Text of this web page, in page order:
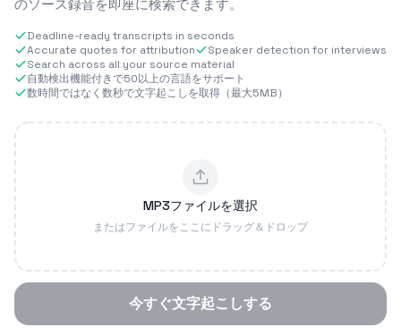
のソース録音を即座に検索できます。
Deadline-ready transcripts in seconds
Accurate quotes for attribution
Speaker detection for interviews
Search across all your source material
自動検出機能付きで50以上の言語をサポート
数時間ではなく数秒で文字起こしを取得（最大5MB）
MP3ファイルを選択
またはファイルをここにドラッグ＆ドロップ
今すぐ文字起こしする